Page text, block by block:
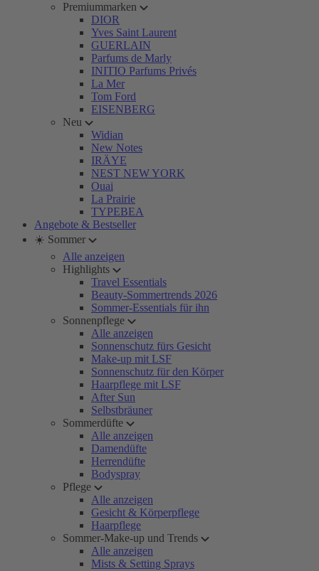
Premiummarken
DIOR
Yves Saint Laurent
GUERLAIN
Parfums de Marly
INITIO Parfums Privés
La Mer
Tom Ford
EISENBERG
Neu
Widian
New Notes
IRÄYE
NEST NEW YORK
Ouai
La Prairie
TYPEBEA
Angebote & Bestseller
☀️ Sommer
Alle anzeigen
Highlights
Travel Essentials
Beauty-Sommertrends 2026
Sommer-Essentials für ihn
Sonnenpflege
Alle anzeigen
Sonnenschutz fürs Gesicht
Make-up mit LSF
Sonnenschutz für den Körper
Haarpflege mit LSF
After Sun
Selbstbräuner
Sommerdüfte
Alle anzeigen
Damendüfte
Herrendüfte
Bodyspray
Pflege
Alle anzeigen
Gesicht & Körperpflege
Haarpflege
Sommer-Make-up und Trends
Alle anzeigen
Mists & Setting Sprays